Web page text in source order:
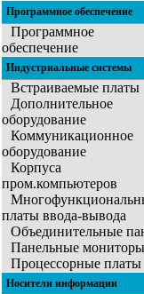
Программное обеспечение
Программное
обеспечение
Индустриальные системы
Встраиваемые платы
Дополнительное
оборудование
Коммуникационное
оборудование
Корпуса
пром.компьютеров
платы ввода-вывода
Объединительные
Панельные мониторы
Процессорные платы
Носители информации